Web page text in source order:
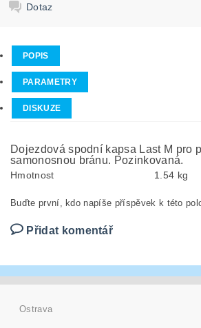
Dotaz
POPIS
PARAMETRY
DISKUZE
Dojezdová spodní kapsa Last M pro
samonosnou bránu. Pozinkovaná.
Hmotnost 1.54 kg
Buďte první, kdo napíše příspěvek k této
Přidat komentář
Ostrava